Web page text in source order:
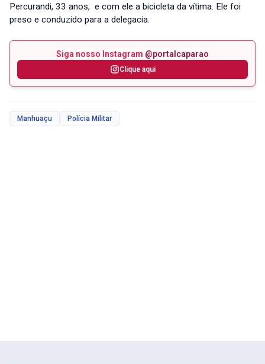
Percurandi, 33 anos, e com ele a bicicleta da vítima. Ele foi
preso e conduzido para a delegacia.
Siga nosso Instagram @portalcaparao
Clique aqui
Manhuaçu Polícia Militar